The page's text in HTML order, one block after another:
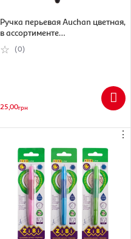
Ручка перьевая Auchan цветная,
в ассортименте
(3245676609028)
(0)
25,00грн
⋮